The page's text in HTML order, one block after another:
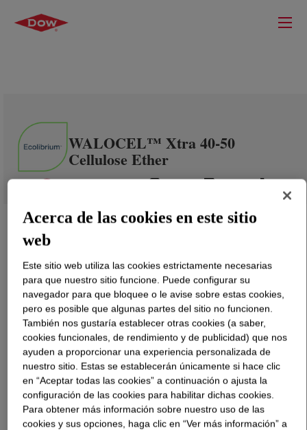
WALOCEL™ Xtra 40-50
Cellulose Ether
Qué esWALOCEL™ Xtra 40-50 Cellulose Ether ?
Acerca de las cookies en este sitio
web
Este sitio web utiliza las cookies estrictamente necesarias
para que nuestro sitio funcione. Puede configurar su
navegador para que bloquee o le avise sobre estas cookies,
pero es posible que algunas partes del sitio no funcionen.
También nos gustaría establecer otras cookies (a saber,
cookies funcionales, de rendimiento y de publicidad) que nos
ayuden a proporcionar una experiencia personalizada de
nuestro sitio. Estas se establecerán únicamente si hace clic
en “Aceptar todas las cookies” a continuación o ajusta la
configuración de las cookies para habilitar dichas cookies.
Para obtener más información sobre nuestro uso de las
cookies y sus opciones, haga clic en “Ver más información” a